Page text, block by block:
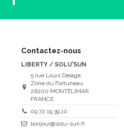
Contactez-nous
LIBERTY / SOLU'SUN
5 rue Louis Delage
Zone du Fortuneau
26200 MONTÉLIMAR
FRANCE
09.72.19.39.10
bonjour@solu-sun.fr